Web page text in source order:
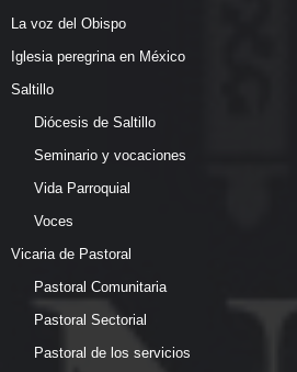
La voz del Obispo
Iglesia peregrina en México
Saltillo
Diócesis de Saltillo
Seminario y vocaciones
Vida Parroquial
Voces
Vicaria de Pastoral
Pastoral Comunitaria
Pastoral Sectorial
Pastoral de los servicios